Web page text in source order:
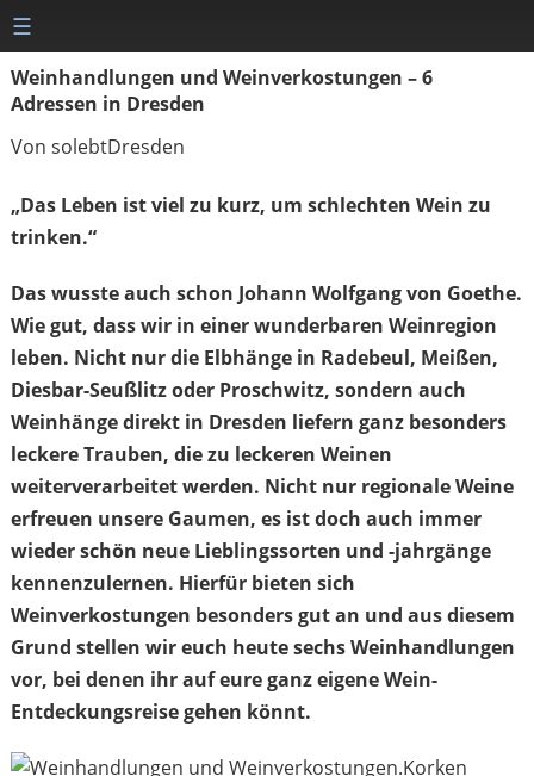
☰
Weinhandlungen und Weinverkostungen – 6
Adressen in Dresden
Von solebtDresden
„Das Leben ist viel zu kurz, um schlechten Wein zu
trinken.“
Das wusste auch schon Johann Wolfgang von Goethe.
Wie gut, dass wir in einer wunderbaren Weinregion
leben. Nicht nur die Elbhänge in Radebeul, Meißen,
Diesbar-Seußlitz oder Proschwitz, sondern auch
Weinhänge direkt in Dresden liefern ganz besonders
leckere Trauben, die zu leckeren Weinen
weiterverarbeitet werden. Nicht nur regionale Weine
erfreuen unsere Gaumen, es ist doch auch immer
wieder schön neue Lieblingssorten und -jahrgänge
kennenzulernen. Hierfür bieten sich
Weinverkostungen besonders gut an und aus diesem
Grund stellen wir euch heute sechs Weinhandlungen
vor, bei denen ihr auf eure ganz eigene Wein-
Entdeckungsreise gehen könnt.